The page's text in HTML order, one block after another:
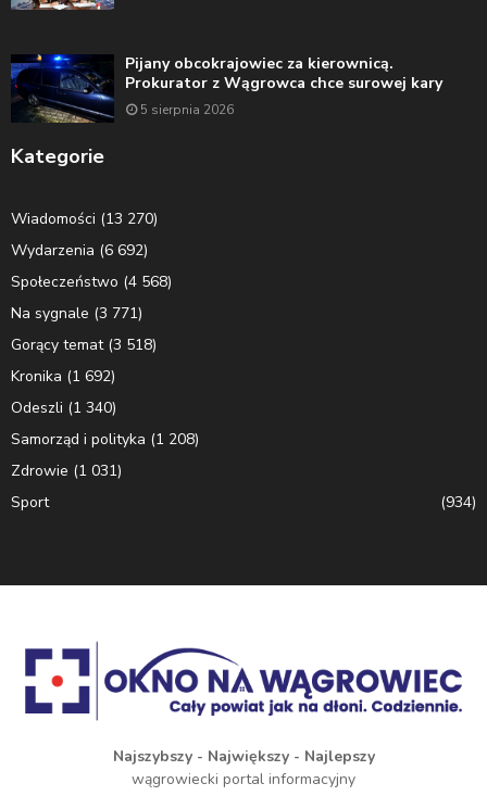
Pijany obcokrajowiec za kierownicą.
Prokurator z Wągrowca chce surowej kary
5 sierpnia 2026
Kategorie
Wiadomości (13 270)
Wydarzenia (6 692)
Społeczeństwo (4 568)
Na sygnale (3 771)
Gorący temat(3 518)
Kronika (1 692)
Odeszli (1 340)
Samorząd i polityka (1 208)
Zdrowie (1 031)
Sport
(934)
Najszybszy - Największy - Najlepszy
wągrowiecki portal informacyjny